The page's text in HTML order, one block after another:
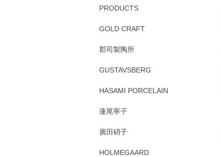
PRODUCTS
GOLD CRAFT
郡司製陶所
GUSTAVSBERG
HASAMI PORCELAIN
蓮尾寧子
廣田硝子
HOLMEGAARD